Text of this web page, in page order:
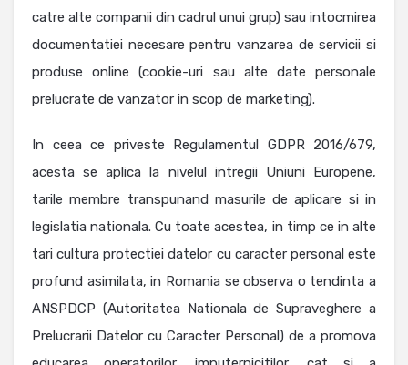
catre alte companii din cadrul unui grup) sau intocmirea
documentatiei necesare pentru vanzarea de servicii si
produse online (cookie-uri sau alte date personale
prelucrate de vanzator in scop de marketing).
In ceea ce priveste Regulamentul GDPR 2016/679,
acesta se aplica la nivelul intregii Uniuni Europene,
tarile membre transpunand masurile de aplicare si in
legislatia nationala. Cu toate acestea, in timp ce in alte
tari cultura protectiei datelor cu caracter personal este
profund asimilata, in Romania se observa o tendinta a
ANSPDCP (Autoritatea Nationala de Supraveghere a
Prelucrarii Datelor cu Caracter Personal) de a promova